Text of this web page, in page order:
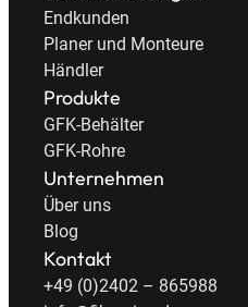
Endkunden
Planer und Monteure
Händler
Produkte
GFK-Behälter
GFK-Rohre
Unternehmen
Über uns
Blog
Kontakt
+49 (0)2402 – 865988